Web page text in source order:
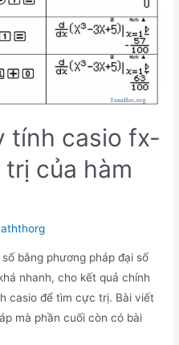
tính casio fx-
của hàm
bằng phương pháp đại số
nhanh, cho kết quả chính
casio để tìm cực trị. Bài viết
mà phần cuối còn có bài